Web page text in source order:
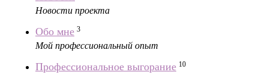
Новости проекта
Обо мне 3
Мой профессиональный опыт
Профессиональное выгорание 10